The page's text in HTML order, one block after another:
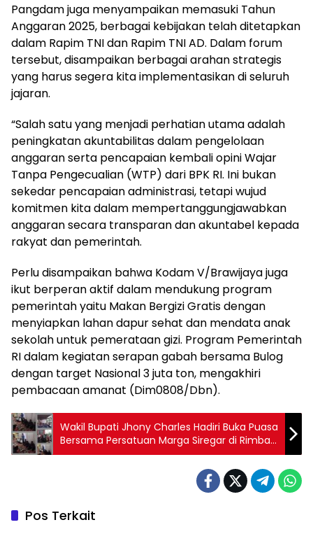
Pangdam juga menyampaikan memasuki Tahun
Anggaran 2025, berbagai kebijakan telah ditetapkan
dalam Rapim TNI dan Rapim TNI AD. Dalam forum
tersebut, disampaikan berbagai arahan strategis
yang harus segera kita implementasikan di seluruh
jajaran.
“Salah satu yang menjadi perhatian utama adalah
peningkatan akuntabilitas dalam pengelolaan
anggaran serta pencapaian kembali opini Wajar
Tanpa Pengecualian (WTP) dari BPK RI. Ini bukan
sekedar pencapaian administrasi, tetapi wujud
komitmen kita dalam mempertanggungjawabkan
anggaran secara transparan dan akuntabel kepada
rakyat dan pemerintah.
Perlu disampaikan bahwa Kodam V/Brawijaya juga
ikut berperan aktif dalam mendukung program
pemerintah yaitu Makan Bergizi Gratis dengan
menyiapkan lahan dapur sehat dan mendata anak
sekolah untuk pemerataan gizi. Program Pemerintah
RI dalam kegiatan serapan gabah bersama Bulog
dengan target Nasional 3 juta ton, mengakhiri
pembacaan amanat (Dim0808/Dbn).
Wakil Bupati Jhony Charles Hadiri Buka Puasa
Bersama Persatuan Marga Siregar di Rimba
Melintang
Pos Terkait